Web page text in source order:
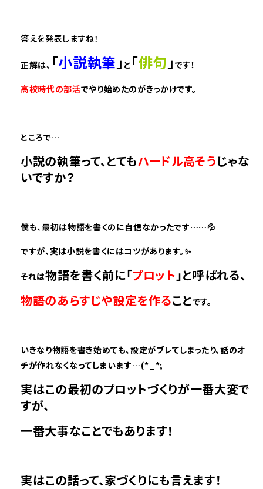
答えを発表しますね！
正解は、 「小説執筆」 と 「俳句」 です！
高校時代の部活でやり始めたのがきっかけです。
ところで…
小説の執筆って、とてもハードル高そうじゃな
いですか？
僕も、最初は物語を書くのに自信なかったです……💦
ですが、実は小説を書くにはコツがあります。✨
それは物語を書く前に「プロット」と呼ばれる、
物語のあらすじや設定を作ることです。
いきなり物語を書き始めても、設定がブレてしまったり、話のオ
チが作れなくなってしまいます…(*_*;
実はこの最初のプロットづくりが一番大変で
すが、
一番大事なことでもあります！
実はこの話って、家づくりにも言えます！